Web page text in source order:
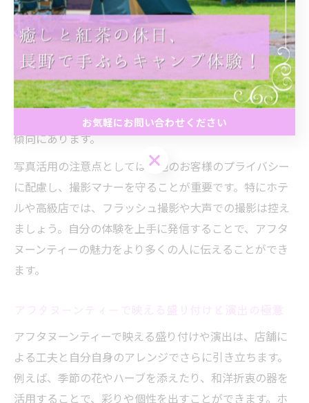
写真をSNSに投稿する際は、店舗名やメニュー名、感想
を添えることで、見る人に具体的なイメージを伝えやす
くなります。また、季節限定メニューや穴場店舗の情報
と一緒に投稿すると、フォロワーからの反響も得やすく
なります。実際に「本当に美味しいアフタヌーンティ
ー」として紹介される店舗は、写真付きの口コミが多い
傾向にあります。
写真活用の注意点としては、他のお客様のプライバシー
に配慮し、撮影マナーを守ることが重要です。特にホテ
ルや高級店では、フラッシュ撮影や大声での撮影は控え
ましょう。自分の体験を上手に発信することで、アフタ
ヌーンティーの魅力をより多くの人に伝えることができ
ます。
アフタヌーンティーで映える盛り付けや演出は、店舗に
よる工夫と自分自身のアレンジでさらに引き立ちます。
例えば、季節の花やハーブを添えたり、和洋折衷の器を
活用することで、彩りや個性を出すことができます。ホ
お気軽にお問い合わせください
お気軽にお問い合わせください